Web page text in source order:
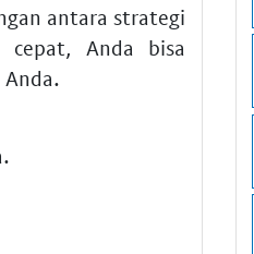
antara strategi
cepat, Anda bisa